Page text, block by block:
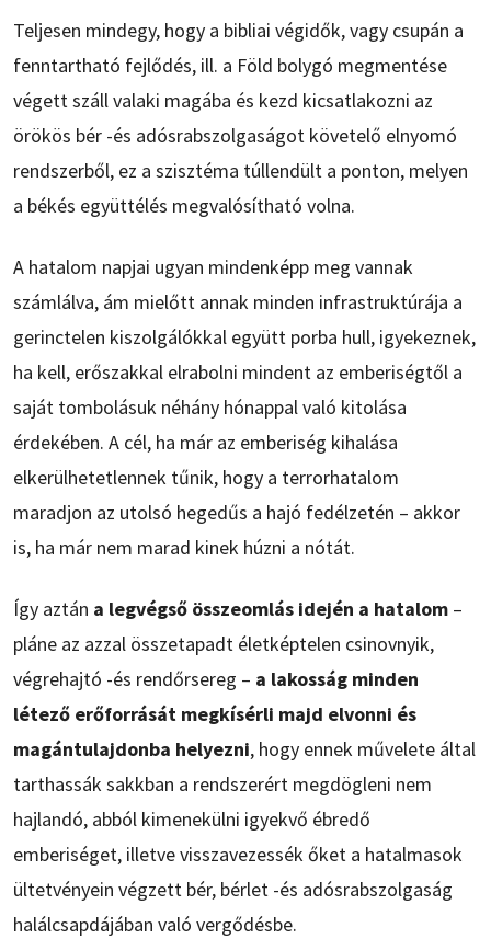
Teljesen mindegy, hogy a bibliai végidők, vagy csupán a
fenntartható fejlődés, ill. a Föld bolygó megmentése
végett száll valaki magába és kezd kicsatlakozni az
örökös bér -és adósrabszolgaságot követelő elnyomó
rendszerből, ez a szisztéma túllendült a ponton, melyen
a békés együttélés megvalósítható volna.
A hatalom napjai ugyan mindenképp meg vannak
számlálva, ám mielőtt annak minden infrastruktúrája a
gerinctelen kiszolgálókkal együtt porba hull, igyekeznek,
ha kell, erőszakkal elrabolni mindent az emberiségtől a
saját tombolásuk néhány hónappal való kitolása
érdekében. A cél, ha már az emberiség kihalása
elkerülhetetlennek tűnik, hogy a terrorhatalom
maradjon az utolsó hegedűs a hajó fedélzetén – akkor
is, ha már nem marad kinek húzni a nótát.
Így aztán a legvégső összeomlás idején a hatalom –
pláne az azzal összetapadt életképtelen csinovnyik,
végrehajtó -és rendőrsereg – a lakosság minden
létező erőforrását megkísérli majd elvonni és
magántulajdonba helyezni, hogy ennek művelete által
tarthassák sakkban a rendszerért megdögleni nem
hajlandó, abból kimenekülni igyekvő ébredő
emberiséget, illetve visszavezessék őket a hatalmasok
ültetvényein végzett bér, bérlet -és adósrabszolgaság
halálcsapdájában való vergődésbe.